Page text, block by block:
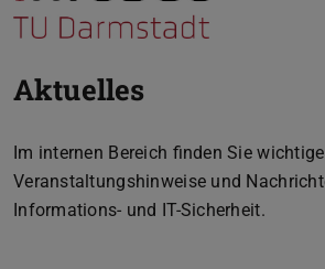
Aktuelles
Im internen Bereich finden Sie
Veranstaltungshinweise und
Informations- und IT-Sicherheit.